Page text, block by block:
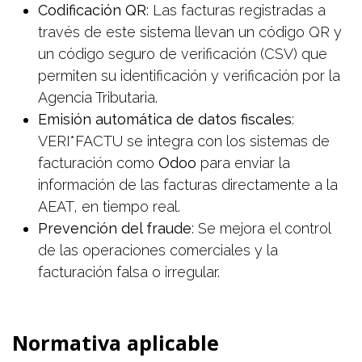
Codificación QR: Las facturas registradas a
través de este sistema llevan un código QR y
un código seguro de verificación (CSV) que
permiten su identificación y verificación por la
Agencia Tributaria.
Emisión automática de datos fiscales:
VERI*FACTU se integra con los sistemas de
facturación como Odoo para enviar la
información de las facturas directamente a la
AEAT, en tiempo real.
Prevención del fraude: Se mejora el control
de las operaciones comerciales y la
facturación falsa o irregular.
Normativa aplicable